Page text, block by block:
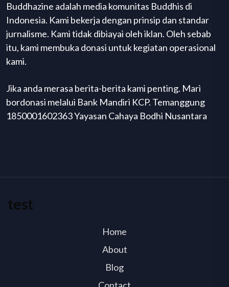
Buddhazine adalah media komunitas Buddhis di
Indonesia. Kami bekerja dengan prinsip dan standar
jurnalisme. Kami tidak dibiayai oleh iklan. Oleh sebab
itu, kami membuka donasi untuk kegiatan operasional
kami.
Jika anda merasa berita-berita kami penting. Mari
bordonasi melalui Bank Mandiri KCP. Temanggung
1850001602363 Yayasan Cahaya Bodhi Nusantara
test
Home
About
Blog